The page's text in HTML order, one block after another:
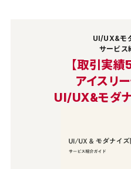
UI/UX&モ
サービス
【取引実
アイスリ
UI/UX&モダ